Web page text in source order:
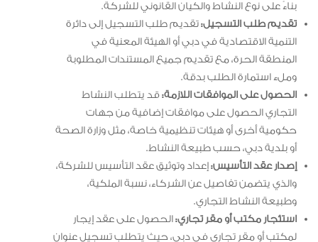
بناءً على نوع النشاط والكيان القانوني للشركة.
تقديم طلب التسجيل:تقديم طلب التسجيل إلى دائرة
التنمية الاقتصادية في دبي أو الهيئة المعنية في
المنطقة الحرة، مع تقديم جميع المستندات المطلوبة
وملء استمارة الطلب بدقة.
الحصول على الموافقات اللازمة:قد يتطلب النشاط
التجاري الحصول على موافقات إضافية من جهات
حكومية أخرى أو هيئات تنظيمية خاصة، مثل وزارة الصحة
أو بلدية دبي، حسب طبيعة النشاط.
إصدار عقد التأسيس:إعداد وتوثيق عقد التأسيس للشركة،
والذي يتضمن تفاصيل عن الشركاء، نسبة الملكية،
وطبيعة النشاط التجاري.
استئجار مكتب أو مقر تجاري: الحصول على عقد إيجار
لمكتب أو مقر تجاري في دبي، حيث يتطلب تسجيل عنوان